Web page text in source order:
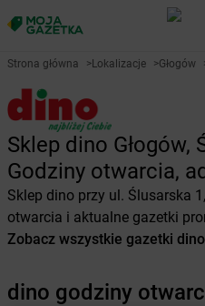
Strona główna >Lokalizacje >Głogów
Sklep dino Głogów,
Godziny otwarcia,
Sklep dino przy ul. Ślusarska
otwarcia i aktualne gazetki
Zobacz wszystkie gazetki dino
dino godziny